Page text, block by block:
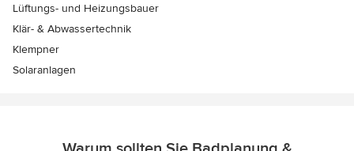
Lüftungs- und Heizungsbauer
Klär- & Abwassertechnik
Klempner
Solaranlagen